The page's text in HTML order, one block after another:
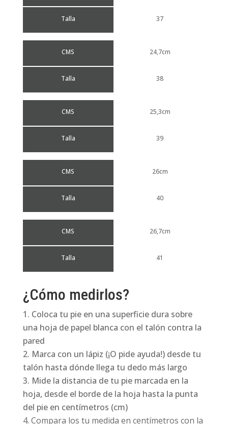
Talla 37
CMS
Talla
24,7cm
38
CMS
Talla
25,3cm
39
CMS
Talla
26cm
40
CMS
Talla
26,7cm
41
¿Cómo medirlos?
Coloca tu pie en una superficie dura sobre
una hoja de papel blanca con el talón contra la
pared
Marca con un lápiz (¡O pide ayuda!) desde tu
talón hasta dónde llega tu dedo más largo
Mide la distancia de tu pie marcada en la
hoja, desde el borde de la hoja hasta la punta
del pie en centímetros (cm)
Compara los tu medida en centímetros con la